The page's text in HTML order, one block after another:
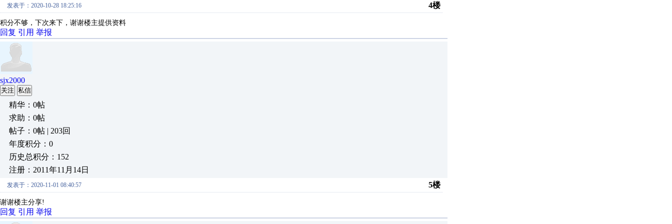
发表于：2020-10-28 18:25:16 4楼
积分不够，下次来下，谢谢楼主提供资料
回复 引用 举报
sjx2000
关注 私信
精华：0帖
求助：0帖
帖子：0帖 | 203回
年度积分：0
历史总积分：152
注册：2011年11月14日
发表于：2020-11-01 08:40:57 5楼
谢谢楼主分享!
回复 引用 举报